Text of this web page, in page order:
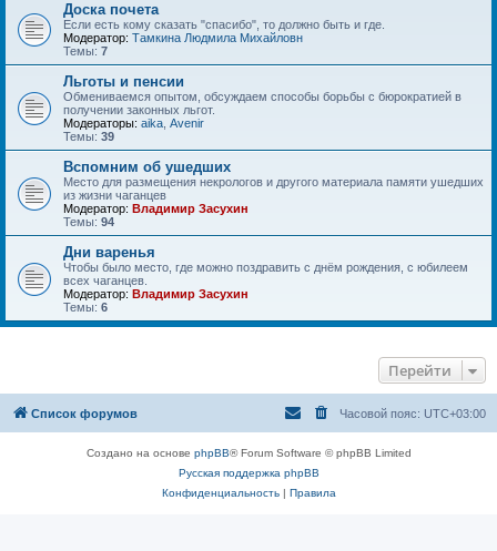
Доска почета
Если есть кому сказать "спасибо", то должно быть и где.
Модератор: Тамкина Людмила Михайловн
Темы: 7
Льготы и пенсии
Обмениваемся опытом, обсуждаем способы борьбы с бюрократией в
получении законных льгот.
Модераторы: aika Avenir
Темы: 39
Вспомним об ушедших
Место для размещения некрологов и другого материала памяти ушедших
из жизни чаганцев
Модератор: Владимир Засухин
Темы: 94
Дни варенья
Чтобы было место, где можно поздравить с днём рождения, с юбилеем
всех чаганцев.
Модератор: Владимир Засухин
Темы: 6
Перейти
Список форумов Часовой пояс: UTC+03:00
Создано на основе phpBB® Forum Software © phpBB Limited
Русская поддержка phpBB
Конфиденциальность| Правила